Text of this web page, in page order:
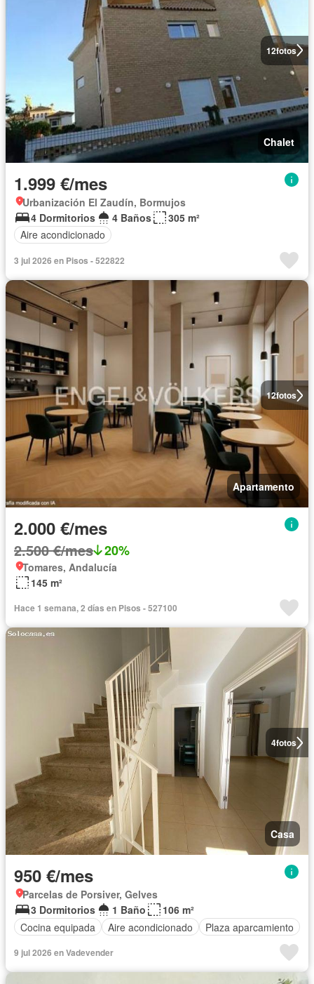
12fotos
Chalet
1.999 €/mes
Urbanización El Zaudín, Bormujos
4 Dormitorios
4 Baños
305 m²
Aire acondicionado
3 jul 2026 en Pisos - 522822
12fotos
Apartamento
2.000 €/mes
2.500 €/mes 20%
Tomares, Andalucía
145 m²
Hace 1 semana, 2 días en Pisos - 527100
4fotos
Casa
950 €/mes
Parcelas de Porsiver, Gelves
3 Dormitorios
1 Baño
106 m²
Cocina equipada
Aire acondicionado Plaza aparcamiento
9 jul 2026 en Vadevender